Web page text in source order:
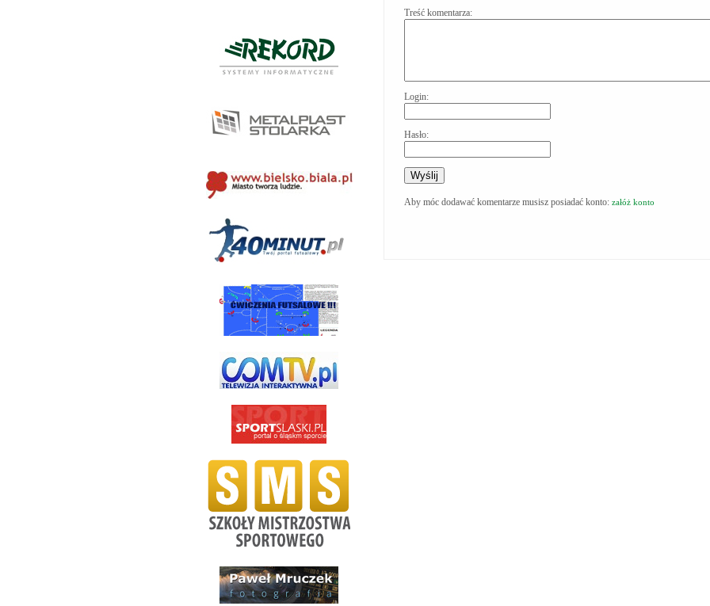
Treść komentarza:
Login:
Hasło:
Aby móc dodawać komentarze musisz posiadać konto: załóż konto